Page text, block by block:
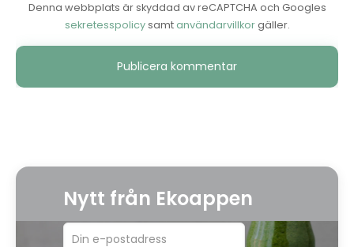
Denna webbplats är skyddad av reCAPTCHA och Googles
sekretesspolicysamtanvändarvillkorgäller.
Alternative:
Nytt från Ekoappen